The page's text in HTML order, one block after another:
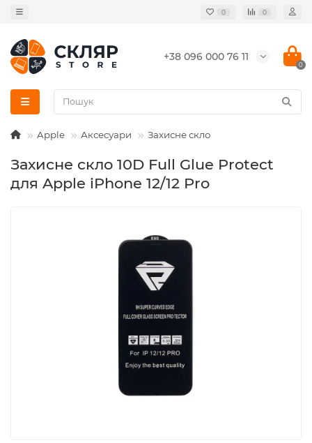
0 0
+38 096 000 76 11
0
Apple Аксесуари Захисне скло
Захисне скло 10D Full Glue Protect
для Apple iPhone 12/12 Pro